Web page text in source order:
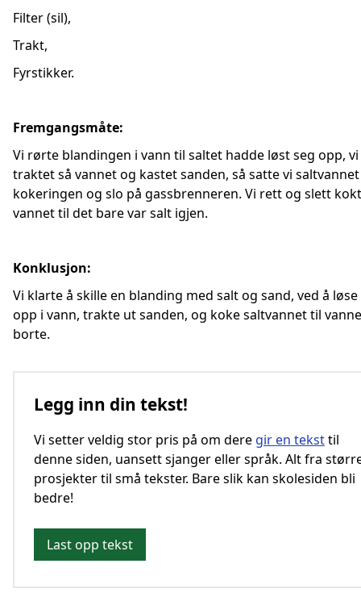
Filter (sil),
Trakt,
Fyrstikker.
Fremgangsmåte:
Vi rørte blandingen i vann til saltet hadde løst seg opp, vi
traktet så vannet og kastet sanden, så satte vi
kokeringen og slo på gassbrenneren. Vi rett og slett
vannet til det bare var salt igjen.
Konklusjon:
Vi klarte å skille en blanding med salt og sand, ved å
opp i vann, trakte ut sanden, og koke saltvannet til
borte.
Legg inn din tekst!
Vi setter veldig stor pris på om dere gir en teksttil
denne siden, uansett sjanger eller språk. Alt fra
prosjekter til små tekster. Bare slik kan skolesiden bli
bedre!
Last opp tekst